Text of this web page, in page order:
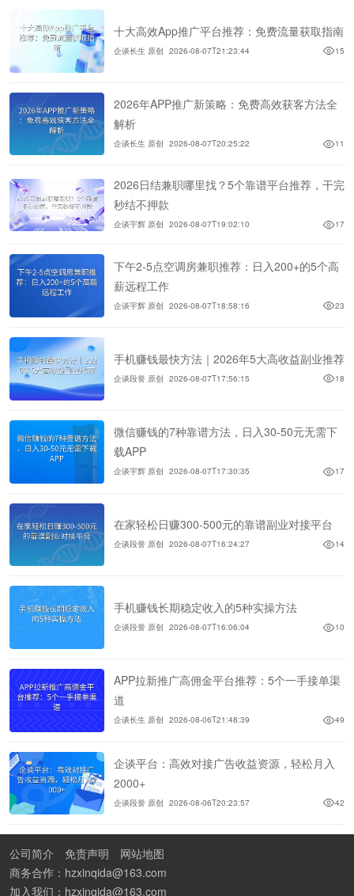
十大高效App推广平台推荐：免费流量获取指南
企谈长生 原创 2026-08-07T21:23:44 15
2026年APP推广新策略：免费高效获客方法全
解析
企谈长生 原创 2026-08-07T20:25:22 11
2026日结兼职哪里找？5个靠谱平台推荐，干完
秒结不押款
企谈宇辉 原创 2026-08-07T19:02:10 17
下午2-5点空调房兼职推荐：日入200+的5个高
薪远程工作
企谈宇辉 原创 2026-08-07T18:58:16 23
手机赚钱最快方法｜2026年5大高收益副业推荐
企谈段誉 原创 2026-08-07T17:56:15 18
微信赚钱的7种靠谱方法，日入30-50元无需下
载APP
企谈宇辉 原创 2026-08-07T17:30:35 17
在家轻松日赚300-500元的靠谱副业对接平台
企谈段誉 原创 2026-08-07T16:24:27 14
手机赚钱长期稳定收入的5种实操方法
企谈段誉 原创 2026-08-07T16:06:04 10
APP拉新推广高佣金平台推荐：5个一手接单渠
道
企谈长生 原创 2026-08-06T21:48:39 49
企谈平台：高效对接广告收益资源，轻松月入
2000+
企谈段誉 原创 2026-08-06T20:23:57 42
公司简介 免责声明
网站地图
商务合作：hzxinqida@163.com
加入我们：hzxinqida@163.com